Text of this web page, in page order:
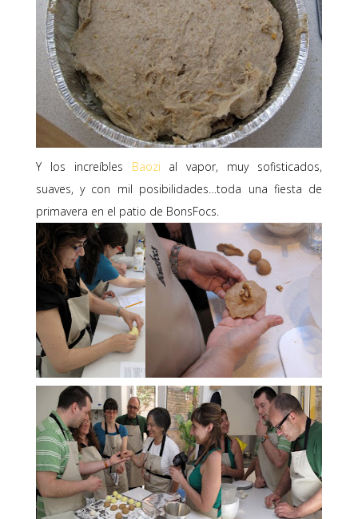
Y los increíbles Baozi al vapor, muy sofisticados,
suaves, y con mil posibilidades…toda una fiesta de
primavera en el patio de BonsFocs.